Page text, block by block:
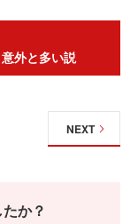
外と多い説
NEXT
か？